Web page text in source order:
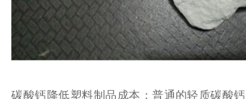
碳酸钙降低塑料制品成本：普通的轻质碳酸